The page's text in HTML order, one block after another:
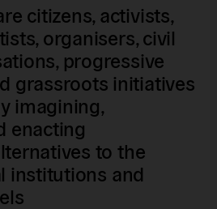
citizens, activists,
organisers, civil
progressive
grassroots initiatives
imagining,
enacting
to the
institutions and